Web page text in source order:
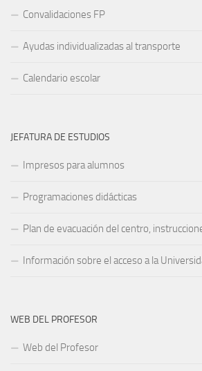
Convalidaciones FP
Ayudas individualizadas al transporte
Calendario escolar
JEFATURA DE ESTUDIOS
Impresos para alumnos
Programaciones didácticas
Plan de evacuación del centro,
Información sobre el acceso a la
WEB DEL PROFESOR
Web del Profesor